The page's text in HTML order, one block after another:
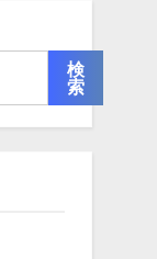
検
索